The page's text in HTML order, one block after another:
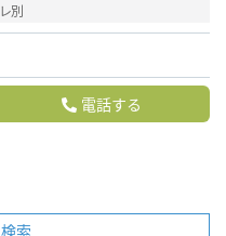
別
電話する
索